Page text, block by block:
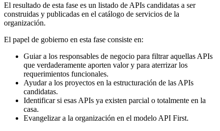
El resultado de esta fase es un listado de APIs candidatas a ser
construidas y publicadas en el catálogo de servicios de la
organización.
El papel de gobierno en esta fase consiste en:
Guiar a los responsables de negocio para filtrar aquellas APIs
que verdaderamente aporten valor y para aterrizar los
requerimientos funcionales.
Ayudar a los proyectos en la estructuración de las APIs
candidatas.
Identificar si esas APIs ya existen parcial o totalmente en la
casa.
Evangelizar a la organización en el modelo API First.